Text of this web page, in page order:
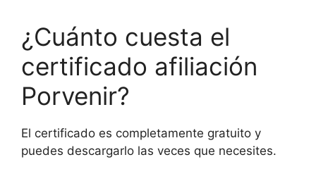
¿Cuánto cuesta el
certificado afiliación
Porvenir?
El certificado es completamente gratuito y
puedes descargarlo las veces que necesites.